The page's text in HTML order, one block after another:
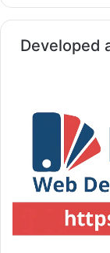
Developed